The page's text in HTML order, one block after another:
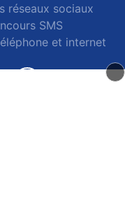
réseaux sociaux
SMS
et internet